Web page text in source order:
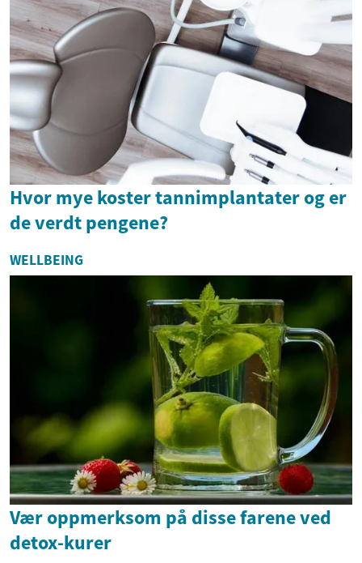
Hvor mye koster tannimplantater og er
de verdt pengene?
WELLBEING
Vær oppmerksom på disse farene ved
detox-kurer